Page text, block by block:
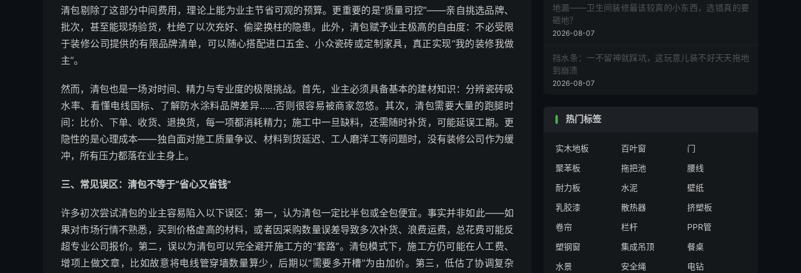
清包剔除了这部分中间费用，理论上能为业主节省可观的预算。更重要的是“质量可控”——亲自挑选品牌、
批次，甚至能现场验货，杜绝了以次充好、偷梁换柱的隐患。此外，清包赋予业主极高的自由度：不必受限
于装修公司提供的有限品牌清单，可以随心搭配进口五金、小众瓷砖或定制家具，真正实现“我的装修我做
主”。
然而，清包也是一场对时间、精力与专业度的极限挑战。首先，业主必须具备基本的建材知识：分辨瓷砖吸
水率、看懂电线国标、了解防水涂料品牌差异……否则很容易被商家忽悠。其次，清包需要大量的跑腿时
间：比价、下单、收货、退换货，每一项都消耗精力；施工中一旦缺料，还需随时补货，可能延误工期。更
隐性的是心理成本——独自面对施工质量争议、材料到货延迟、工人磨洋工等问题时，没有装修公司作为缓
冲，所有压力都落在业主身上。
三、常见误区：清包不等于“省心又省钱”
许多初次尝试清包的业主容易陷入以下误区：第一，认为清包一定比半包或全包便宜。事实并非如此——如
果对市场行情不熟悉，买到价格虚高的材料，或者因采购数量误差导致多次补货、浪费运费，总花费可能反
超专业公司报价。第二，误以为清包可以完全避开施工方的“套路”。清包模式下，施工方仍可能在人工费、
增项上做文章，比如故意将电线管穿墙数量算少，后期以“需要多开槽”为由加价。第三，低估了协调复杂
地漏——卫生间装修最该较真的小东西，选错真的要
砸地？
2026-08-07
挡水条：一不留神就踩坑，这玩意儿装不好天天拖地
到崩溃
2026-08-07
热门标签
实木地板 百叶窗
门
聚苯板
拖把池
腰线
耐力板
水泥
壁纸
乳胶漆
散热器
挤塑板
卷帘
栏杆
PPR管
塑钢窗
集成吊顶
餐桌
水景
安全绳
电钻